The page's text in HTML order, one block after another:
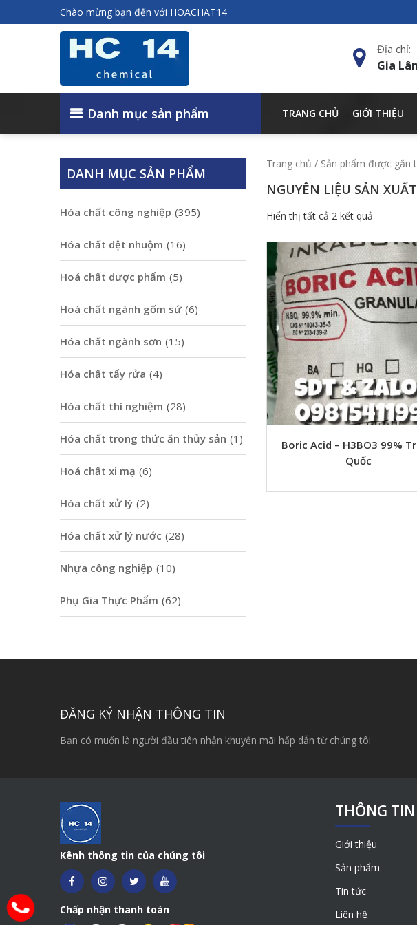
Chào mừng bạn đến với HOACHAT14
Địa chỉ:
Gia
Danh mục sản phẩm TRANG CHỦ GIỚI THIỆU
Trang chủ / Sản phẩm được gắn
NGUYÊN LIỆU SẢN
Hiển thị tất cả 2 kết quả
Boric Acid – H3BO3 99%
Quốc
DANH MỤC SẢN PHẨM
Hóa chất công nghiệp (395)
Hóa chất dệt nhuộm (16)
Hoá chất dược phẩm (5)
Hoá chất ngành gốm sứ (6)
Hóa chất ngành sơn (15)
Hóa chất tẩy rửa (4)
Hóa chất thí nghiệm (28)
Hóa chất trong thức ăn thủy sản (1)
Hoá chất xi mạ (6)
Hóa chất xử lý (2)
Hóa chất xử lý nước (28)
Nhựa công nghiệp (10)
Phụ Gia Thực Phẩm (62)
ĐĂNG KÝ NHẬN THÔNG TIN
Bạn có muốn là người đầu tiên nhận khuyến mãi hấp dẫn từ chúng tôi
Kênh thông tin của chúng tôi
Chấp nhận thanh toán
THÔNG TIN
Giới thiệu
Sản phẩm
Tin tức
Liên hệ